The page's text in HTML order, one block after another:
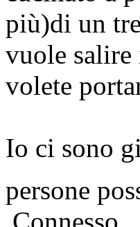
più)di un
vuole salire
volete
Io ci sono
persone